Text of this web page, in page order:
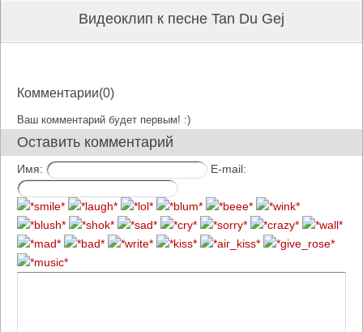
Видеоклип к песне Tan Du Gej
Комментарии(0)
Ваш комментарий будет первым! :)
Оставить комментарий
Имя: E-mail: